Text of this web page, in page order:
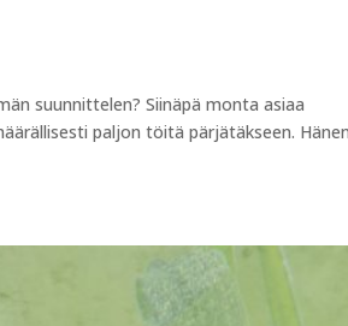
suunnittelen? Siinäpä monta asiaa
paljon töitä pärjätäkseen.